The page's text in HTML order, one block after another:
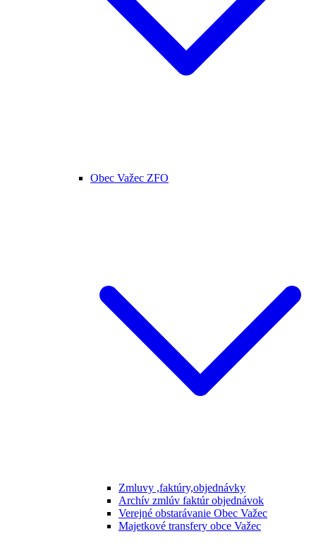
Obec Važec ZFO
Zmluvy ,faktúry,objednávky
Archív zmlúv faktúr objednávok
Verejné obstarávanie Obec Važec
Majetkové transfery obce Važec